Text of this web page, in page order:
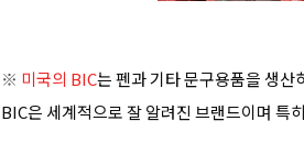
※ 미국의 BIC는 펜과 기타 문구용품을 생산
BIC은 세계적으로 잘 알려진 브랜드이며